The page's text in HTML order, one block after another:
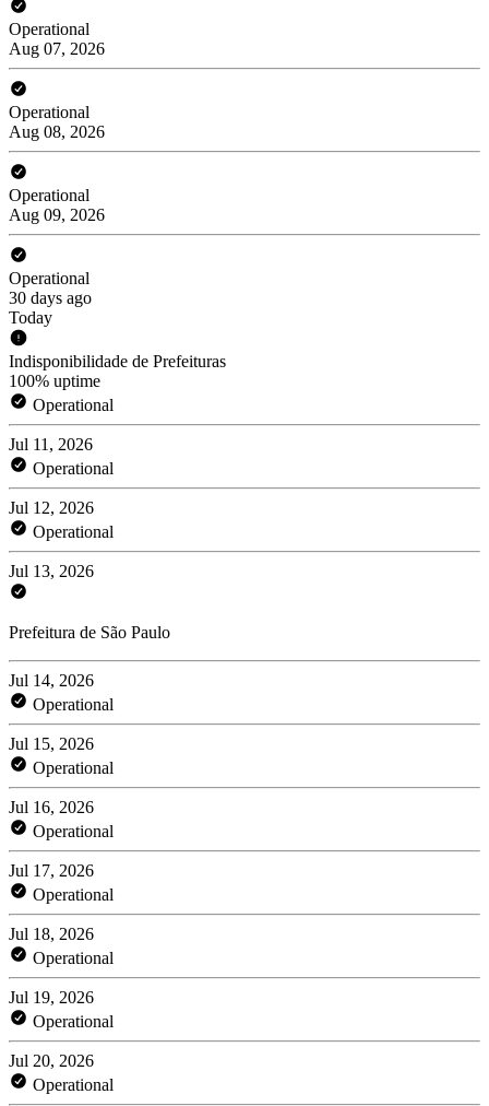
Operational
Aug 07, 2026
Operational
Aug 08, 2026
Operational
Aug 09, 2026
Operational
30 days ago
Today
Indisponibilidade de Prefeituras
100% uptime
Operational
Jul 11, 2026
Operational
Jul 12, 2026
Operational
Jul 13, 2026
Prefeitura de São Paulo
Jul 14, 2026
Operational
Jul 15, 2026
Operational
Jul 16, 2026
Operational
Jul 17, 2026
Operational
Jul 18, 2026
Operational
Jul 19, 2026
Operational
Jul 20, 2026
Operational